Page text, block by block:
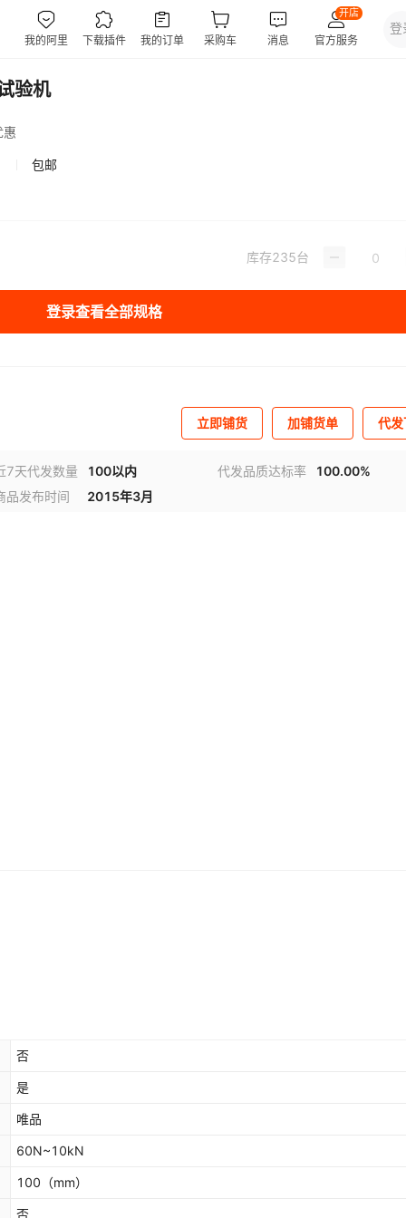
验机
惠
包邮
库存235台
登录查看全部规格
立即铺货 加铺货单 代
7天代发数量 100以内 代发品质达标率
100.00%
品发布时间
2015年3月
否
是
唯品
60N~10kN
100 （mm）
否